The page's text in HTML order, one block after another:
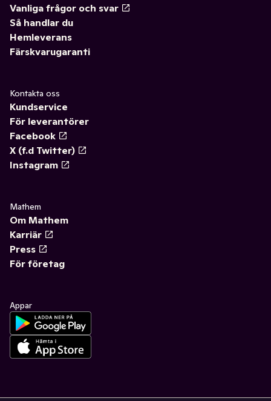
Vanliga frågor och svar
Så handlar du
Hemleverans
Färskvarugaranti
Kontakta oss
Kundservice
För leverantörer
Facebook
X (f.d Twitter)
Instagram
Mathem
Om Mathem
Karriär
Press
För företag
Appar